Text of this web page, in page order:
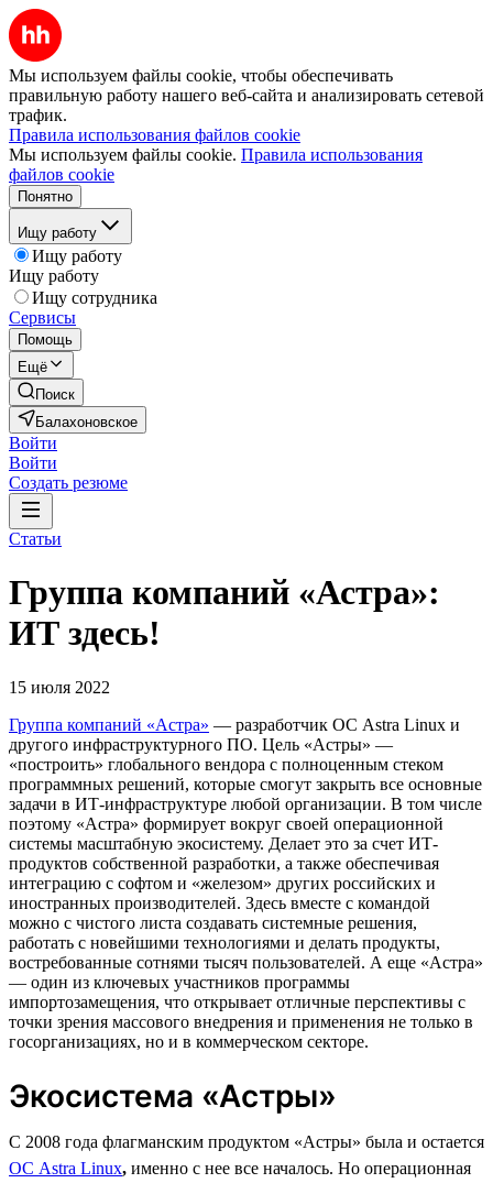
Мы используем файлы cookie, чтобы обеспечивать
правильную работу нашего веб-сайта и анализировать сетевой
трафик.
Правила использования файлов cookie
Мы используем файлы cookie. Правила использования
файлов cookie
Понятно
Ищу работу
Ищу работу
Ищу работу
Ищу сотрудника
Сервисы
Помощь
Ещё
Поиск
Балахоновское
Войти
Войти
Создать резюме
Статьи
Группа компаний «Астра»:
ИТ здесь!
15 июля 2022
Группа компаний «Астра» — разработчик ОС Astra Linux и
другого инфраструктурного ПО. Цель «Астры» —
«построить» глобального вендора с полноценным стеком
программных решений, которые смогут закрыть все основные
задачи в ИТ-инфраструктуре любой организации. В том числе
поэтому «Астра» формирует вокруг своей операционной
системы масштабную экосистему. Делает это за счет ИТ-
продуктов собственной разработки, а также обеспечивая
интеграцию с софтом и «железом» других российских и
иностранных производителей. Здесь вместе с командой
можно с чистого листа создавать системные решения,
работать с новейшими технологиями и делать продукты,
востребованные сотнями тысяч пользователей. А еще «Астра»
— один из ключевых участников программы
импортозамещения, что открывает отличные перспективы с
точки зрения массового внедрения и применения не только в
госорганизациях, но и в коммерческом секторе.
Экосистема «Астры»
С 2008 года флагманским продуктом «Астры» была и остается
ОС Astra Linux, именно с нее все началось. Но операционная